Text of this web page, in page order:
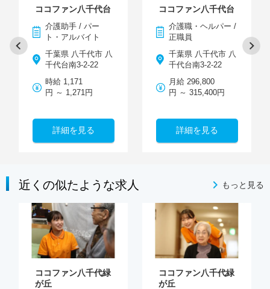
ココファン八千代台
介護助手 / パー
ト・アルバイト
千葉県 八千代市 八
千代台南3-2-22
時給 1,171
円 ～ 1,271円
詳細を見る
ココファン八千代台
介護職・ヘルパー /
正職員
千葉県 八千代市 八
千代台南3-2-22
月給 296,800
円 ～ 315,400円
詳細を見る
近くの似たような求人 もっと見る
ココファン八千代緑
が丘
ココファン八千代緑
が丘